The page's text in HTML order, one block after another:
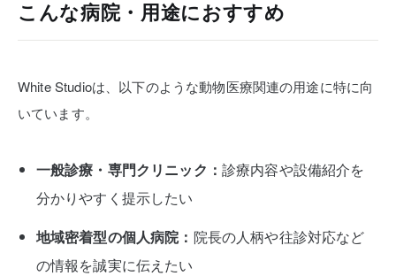
こんな病院・用途におすすめ
White Studioは、以下のような動物医療関連の用途に特に向
いています。
一般診療・専門クリニック： 診療内容や設備紹介を
分かりやすく提示したい
地域密着型の個人病院： 院長の人柄や往診対応など
の情報を誠実に伝えたい